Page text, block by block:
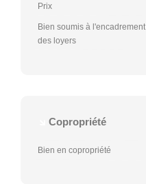
Prix
Bien soumis à l'encadrement
des loyers
Copropriété
Bien en copropriété